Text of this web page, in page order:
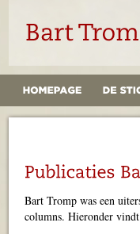
Bart Tromp was een
columns. Hieronder